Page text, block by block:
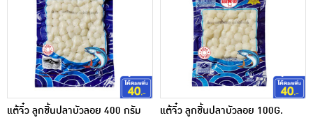
แต้จิ๋ว ลูกชิ้นปลาบัวลอย 400 กรัม แต้จิ๋ว ลูกชิ้นปลาบัวลอย 100G.